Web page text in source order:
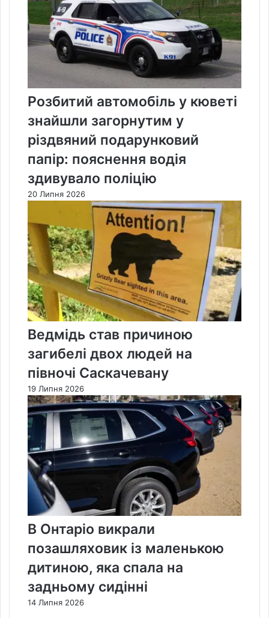
Розбитий автомобіль у кюветі
знайшли загорнутим у
різдвяний подарунковий
папір: пояснення водія
здивувало поліцію
20 Липня 2026
Ведмідь став причиною
загибелі двох людей на
півночі Саскачевану
19 Липня 2026
В Онтаріо викрали
позашляховик із маленькою
дитиною, яка спала на
задньому сидінні
14 Липня 2026